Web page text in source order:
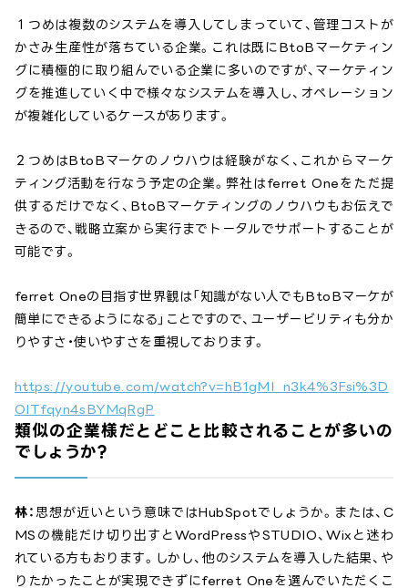
１つめは複数のシステムを導入してしまっていて、管理コストが
かさみ生産性が落ちている企業。これは既にBtoBマーケティン
グに積極的に取り組んでいる企業に多いのですが、マーケティン
グを推進していく中で様々なシステムを導入し、オペレーション
が複雑化しているケースがあります。
２つめはBtoBマーケのノウハウは経験がなく、これからマーケ
ティング活動を行なう予定の企業。弊社はferret Oneをただ提
供するだけでなく、BtoBマーケティングのノウハウもお伝えで
きるので、戦略立案から実行までトータルでサポートすることが
可能です。
ferret Oneの目指す世界観は「知識がない人でもBtoBマーケが
簡単にできるようになる」ことですので、ユーザービリティも分か
りやすさ・使いやすさを重視しております。
https://youtube.com/watch?v=hB1gMI_n3k4%3Fsi%3D
OITfqyn4sBYMqRgP
類似の企業様だとどこと比較されることが多いの
でしょうか?
林： 思想が近いという意味ではHubSpotでしょうか。または、C
MSの機能だけ切り出すとWordPressやSTUDIO、Wixと迷わ
れている方もおります。しかし、他のシステムを導入した結果、や
りたかったことが実現できずにferret Oneを選んでいただくこ